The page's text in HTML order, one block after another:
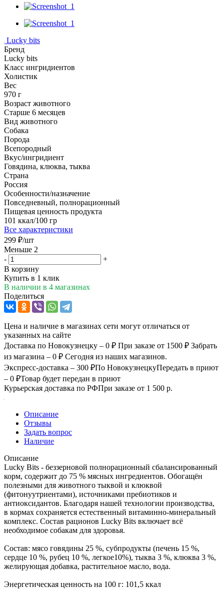
Lucky bits
Бренд
Lucky bits
Класс ингридиентов
Холистик
Вес
970 г
Возраст животного
Старше 6 месяцев
Вид животного
Собака
Порода
Всепородный
Вкус/ингридиент
Говядина, клюква, тыква
Страна
Россия
Особенности/назначение
Повседневный, полнорационный
Пищевая ценность продукта
101 ккал/100 гр
Все характеристики
299 ₽/шт
Меньше 2
-
+
В корзину
Купить в 1 клик
В наличии в 4 магазинах
Поделиться
Цена и наличие в магазинах сети могут отличаться от
указанных на сайте
Доставка по Новокузнецку – 0 ₽ При заказе от 1500 ₽ Забрать
из магазина – 0 ₽ Сегодня из наших магазинов.
Экспресс-доставка – 300 ₽По НовокузнецкуПередать в приют
– 0 ₽Товар будет передан в приют
Курьерская доставка по РФПри заказе от 1 500 р.
Описание
Отзывы
Задать вопрос
Наличие
Описание
Lucky Bits - беззерновой полнорационный сбалансированный
корм, содержит до 75 % мясных ингредиентов. Обогащён
полезными для животного тыквой и клюквой
(фитонуутриентами), источниками пребиотиков и
антиоксидантов. Благодаря нашей технологии производства,
в кормах сохраняется естественный витаминно-минеральный
комплекс. Состав рационов Lucky Bits включает всё
необходимое собакам для здоровья.
Состав: мясо говядины 25 %, субпродукты (печень 15 %,
сердце 10 %, рубец 10 %, легкое10%), тыква 3 %, клюква 3 %,
желирующая добавка, растительное масло, вода.
Энергетическая ценность на 100 г: 101,5 ккал